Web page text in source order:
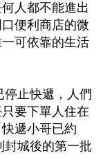
人都不能進出
便利商店的微
可依靠的生活
止快遞，人們
要下單人住在
遞小哥已約
封城後的第一批